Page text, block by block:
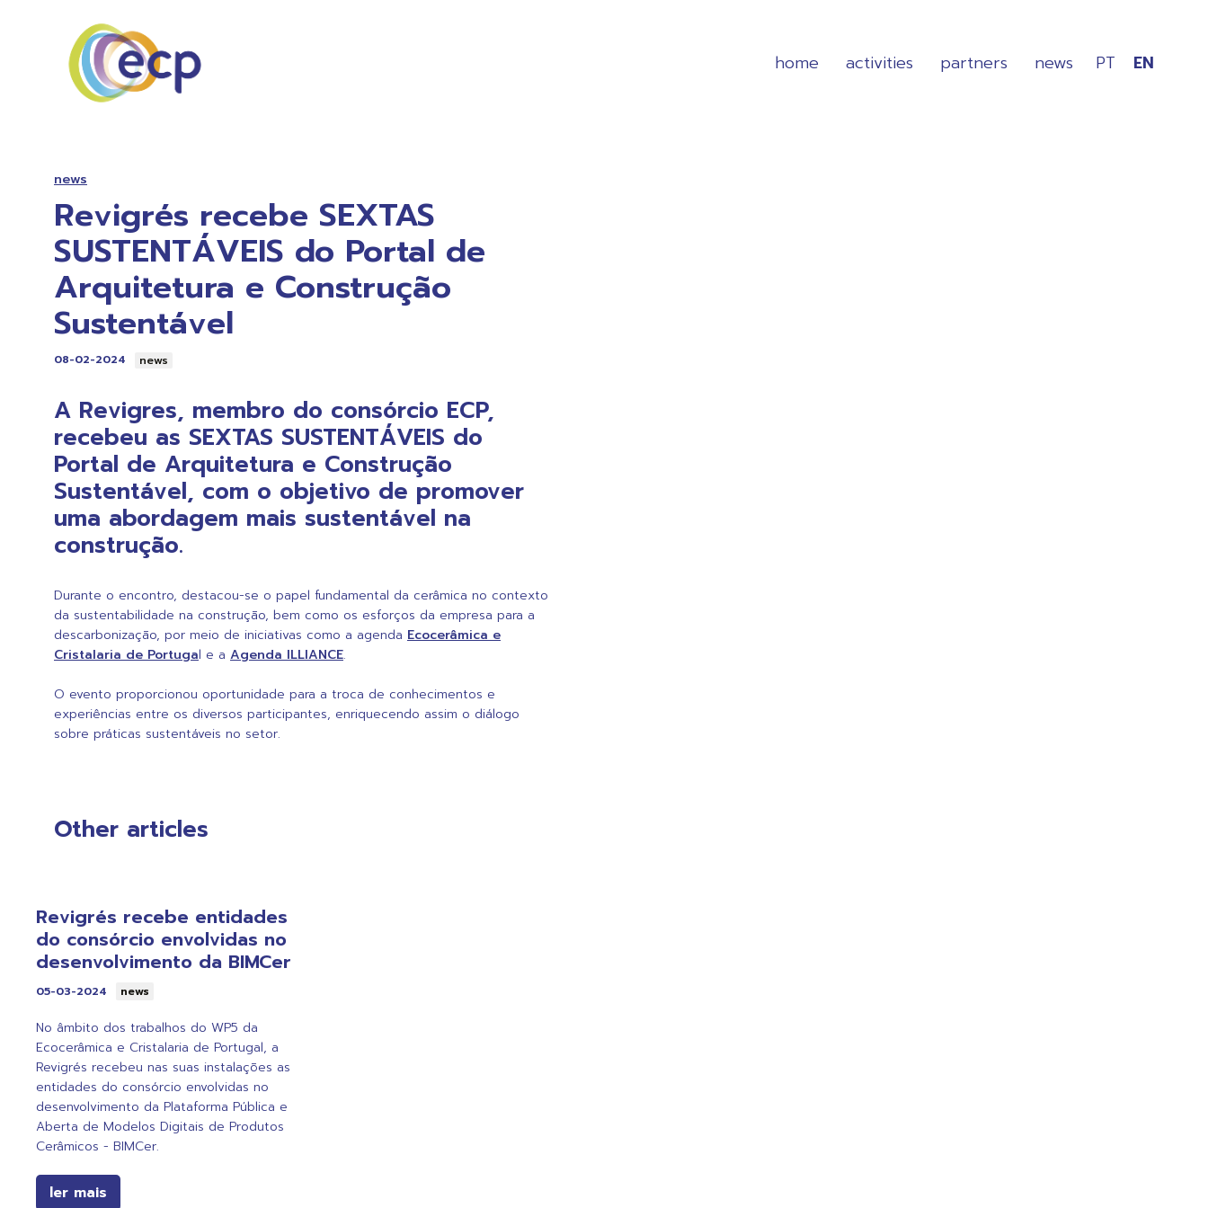
home activities partners news PT EN
news
Revigrés recebe SEXTAS
SUSTENTÁVEIS do Portal de
Arquitetura e Construção
Sustentável
08-02-2024 news
A Revigres, membro do consórcio ECP,
recebeu as SEXTAS SUSTENTÁVEIS do
Portal de Arquitetura e Construção
Sustentável, com o objetivo de promover
uma abordagem mais sustentável na
construção.
Durante o encontro, destacou-se o papel fundamental da cerâmica no contexto
da sustentabilidade na construção, bem como os esforços da empresa para a
descarbonização, por meio de iniciativas como a agenda Ecocerâmica e
Cristalaria de Portugal e a Agenda ILLIANCE.
O evento proporcionou oportunidade para a troca de conhecimentos e
experiências entre os diversos participantes, enriquecendo assim o diálogo
sobre práticas sustentáveis no setor.
Other articles
Revigrés recebe entidades
do consórcio envolvidas no
desenvolvimento da BIMCer
05-03-2024 news
No âmbito dos trabalhos do WP5 da
Ecocerâmica e Cristalaria de Portugal, a
Revigrés recebeu nas suas instalações as
entidades do consórcio envolvidas no
desenvolvimento da Plataforma Pública e
Aberta de Modelos Digitais de Produtos
Cerâmicos - BIMCer.
ler mais